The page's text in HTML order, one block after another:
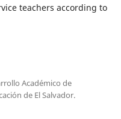
teachers according to
Académico de
de El Salvador.